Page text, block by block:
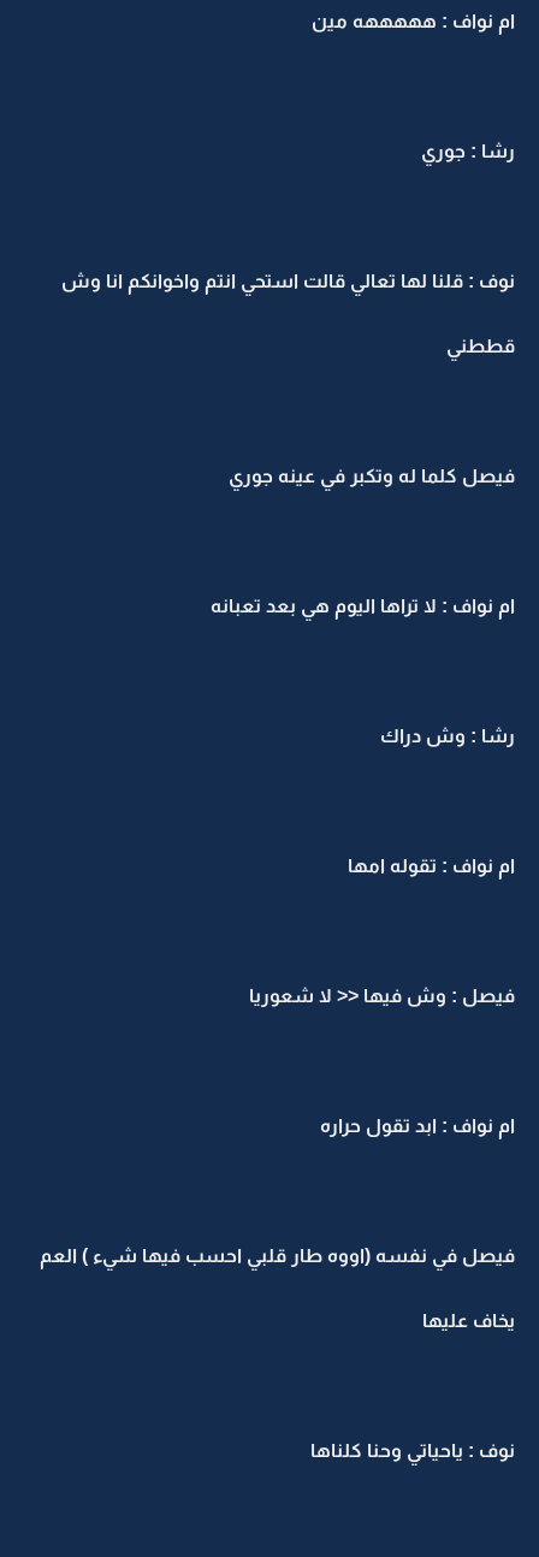
ام نواف : هههههه مين
رشا : جوري
نوف : قلنا لها تعالي قالت استحي انتم واخوانكم انا وش
قططني
فيصل كلما له وتكبر في عينه جوري
ام نواف : لا تراها اليوم هي بعد تعبانه
رشا : وش دراك
ام نواف : تقوله امها
فيصل : وش فيها << لا شعوريا
ام نواف : ابد تقول حراره
فيصل في نفسه (اووه طار قلبي احسب فيها شيء ) العم
يخاف عليها
نوف : ياحياتي وحنا كلناها